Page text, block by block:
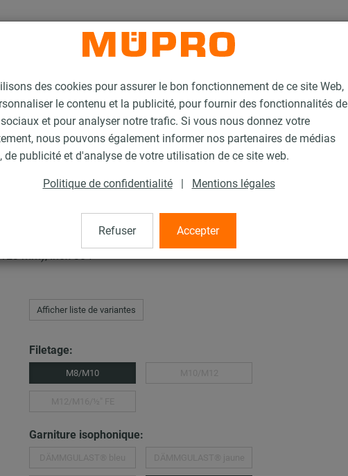
des cookies pour assurer le bon fonctionnement de ce site Web,
le contenu et la publicité, pour fournir des fonctionnalités de
et pour analyser notre trafic. Si vous nous donnez votre
nous pouvons également informer nos partenaires de médias
de publicité et d'analyse de votre utilisation de ce site web.
Politique de confidentialité | Mentions légales
Refuser Accepter
mm), Inox 304
Afficher liste de variantes
Filetage:
M8/M10
Garniture isophonique: